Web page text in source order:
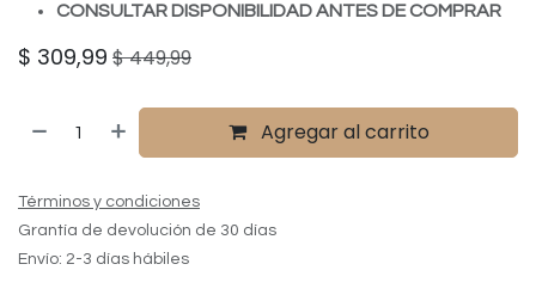
CONSULTAR DISPONIBILIDAD ANTES DE COMPRAR
$ 309,99 $449,99
Agregar al carrito
Términos y condiciones
Grantía de devolución de 30 días
Envío: 2-3 días hábiles